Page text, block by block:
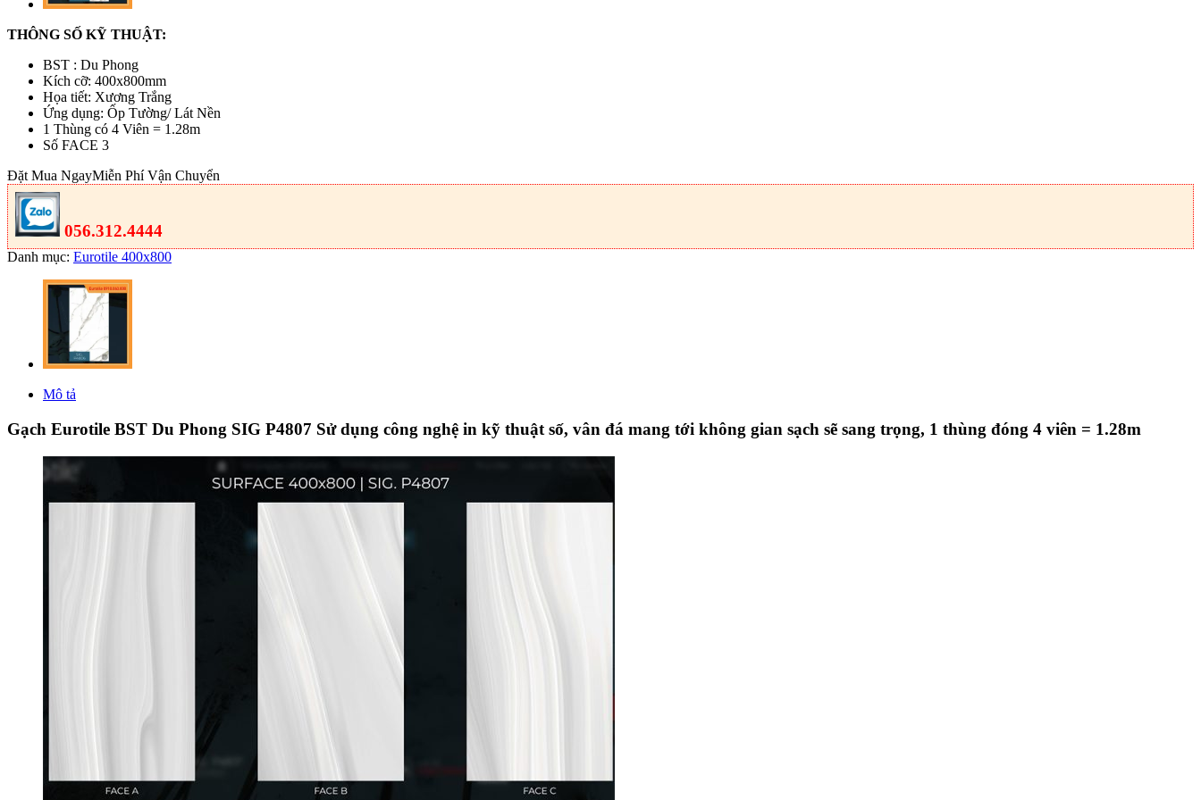
THÔNG SỐ KỸ THUẬT:
BST : Du Phong
Kích cỡ: 400x800mm
Họa tiết: Xương Trắng
Ứng dụng: Ốp Tường/ Lát Nền
1 Thùng có 4 Viên = 1.28m
Số FACE 3
Đặt Mua NgayMiễn Phí Vận Chuyển
056.312.4444
Danh mục: Eurotile 400x800
Mô tả
Gạch Eurotile BST Du Phong SIG P4807 Sử dụng công nghệ in kỹ thuật số, vân đá mang tới không gian sạch sẽ sang trọng, 1 thùng đóng 4 viên = 1.28m